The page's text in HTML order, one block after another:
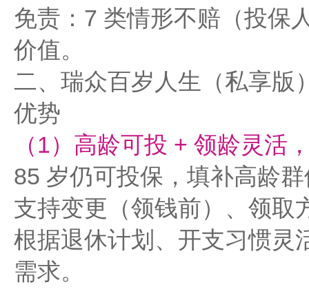
免责：7 类情形不赔（投保
价值。
二、瑞众百岁人生（私享版
优势
（1）高龄可投 + 领龄灵活
85 岁仍可投保，填补高龄
支持变更（领钱前）、领取
根据退休计划、开支习惯灵
需求。